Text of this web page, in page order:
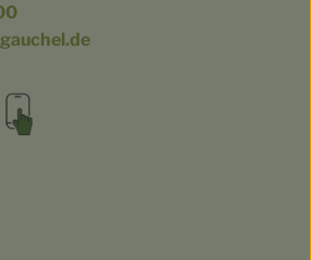
www.facebook.com/
zu https://www.instagram.com/
Link zu https://
Externer Link zu https://